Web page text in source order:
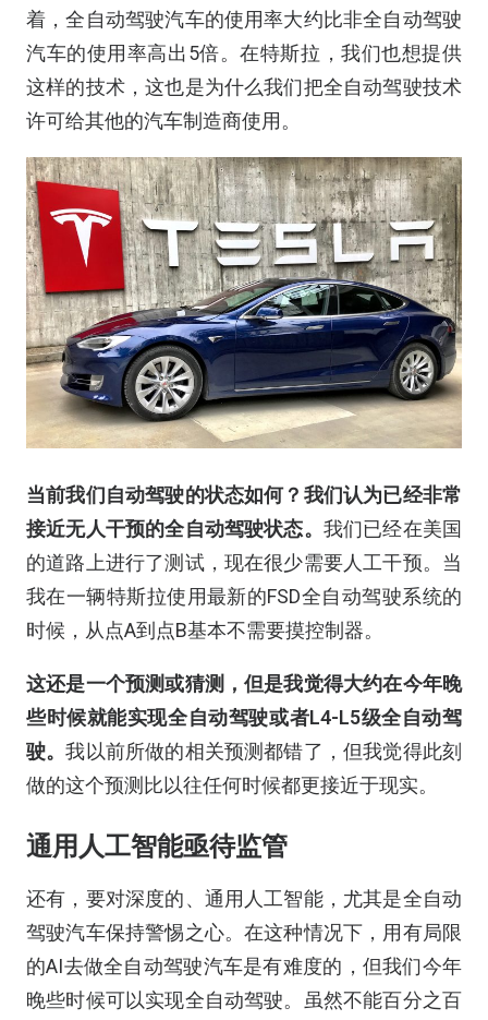
着，全自动驾驶汽车的使用率大约比非全自动驾驶
汽车的使用率高出5倍。在特斯拉，我们也想提供
这样的技术，这也是为什么我们把全自动驾驶技术
许可给其他的汽车制造商使用。
当前我们自动驾驶的状态如何？我们认为已经非常
接近无人干预的全自动驾驶状态。 我们已经在美国
的道路上进行了测试，现在很少需要人工干预。当
我在一辆特斯拉使用最新的FSD全自动驾驶系统的
时候，从点A到点B基本不需要摸控制器。
这还是一个预测或猜测，但是我觉得大约在今年晚
些时候就能实现全自动驾驶或者L4-L5级全自动驾
驶。我以前所做的相关预测都错了，但我觉得此刻
做的这个预测比以往任何时候都更接近于现实。
通用人工智能亟待监管
还有，要对深度的、通用人工智能，尤其是全自动
驾驶汽车保持警惕之心。在这种情况下，用有局限
的AI去做全自动驾驶汽车是有难度的，但我们今年
晚些时候可以实现全自动驾驶。虽然不能百分之百